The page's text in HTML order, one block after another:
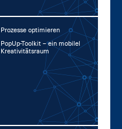
Prozesse optimieren
Po­pUp-Tool­kit – ein mo­bi­l­el
Krea­ti­vi­täts­raum